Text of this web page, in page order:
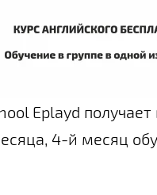
Eplayd получает
4-й месяц